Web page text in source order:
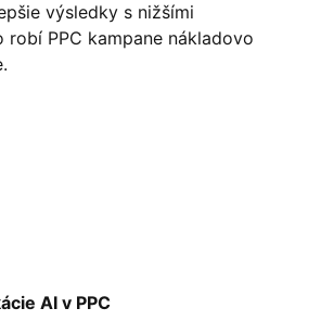
výsledky s nižšími
robí PPC kampane nákladovo
AI v PPC